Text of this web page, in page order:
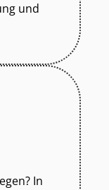
und
In